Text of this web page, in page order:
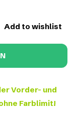
Add to wishlist
Vorder- und
Farblimit!